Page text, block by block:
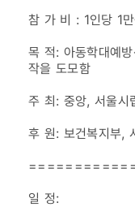
참 가 비 : 1인당 1만
목 적: 아동학대예
작을 도모함
주 최: 중앙, 서울시
후 원: 보건복지부,
일 정: